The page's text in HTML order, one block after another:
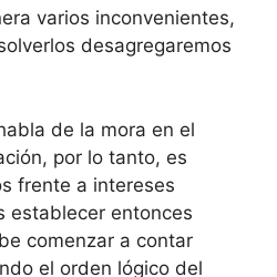
varios inconvenientes,
desagregaremos
de la mora en el
por lo tanto, es
frente a intereses
establecer entonces
comenzar a contar
el orden lógico del